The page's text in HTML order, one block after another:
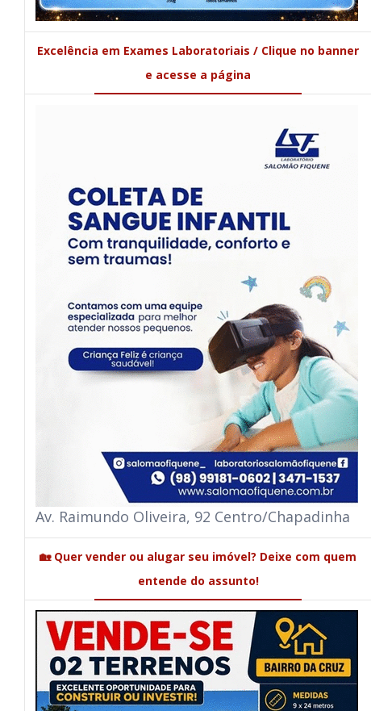
Excelência em Exames Laboratoriais / Clique no banner
e acesse a página
Av. Raimundo Oliveira, 92 Centro/Chapadinha
🏡 Quer vender ou alugar seu imóvel? Deixe com quem
entende do assunto!